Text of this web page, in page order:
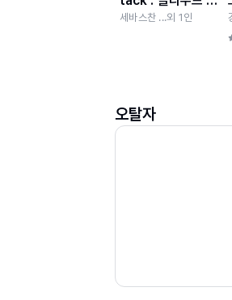
5.4 구성 사례: 푸
7.2 ucloud
퓨팅을 관통하는 클
세바스찬 ...외 1 인
오탈자